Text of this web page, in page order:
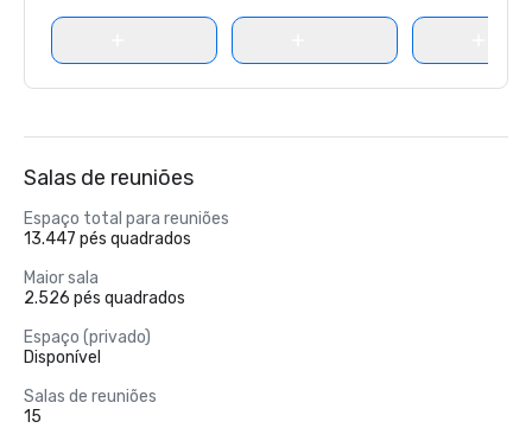
Salas de reuniões
Espaço total para reuniões
13.447 pés quadrados
Maior sala
2.526 pés quadrados
Espaço (privado)
Disponível
Salas de reuniões
15